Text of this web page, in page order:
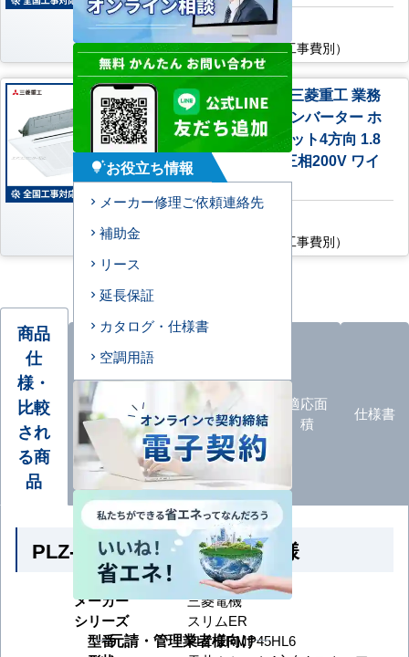
AC特別価格
168,300 円（税込・工事費別）
FDTV456H5SA-white 三菱重工 業務
用エアコン ハイパーインバーター ホ
ワイトパネル 天井カセット4方向 1.8
馬力 シングル 標準型 三相200V ワイ
ヤードリモコン
（税込・工事費別）
商品
仕
様・
比較
され
る商
品
オプ
ション
品
一覧
ン形状
グ
適応面
積
仕様書
PLZ-ERMP45HL6 の商品仕様
メーカー
三菱電機
シリーズ
スリムER
型番
PLZ-ERMP45HL6
tips_and_updatesお役立ち情報
メーカー修理ご依頼連絡先
補助金
リース
延長保証
カタログ・仕様書
空調用語
元請・管理業者様向け